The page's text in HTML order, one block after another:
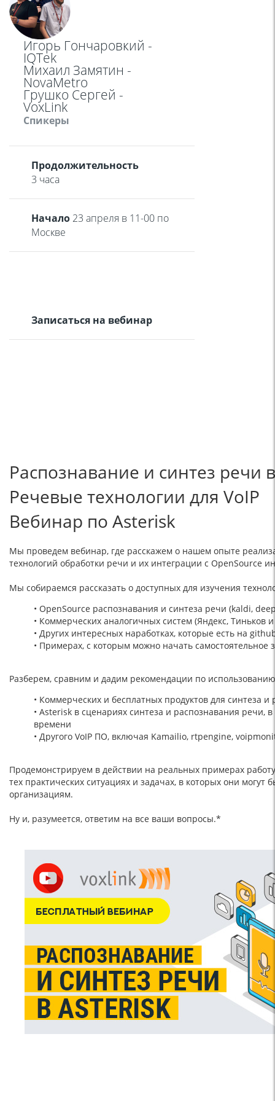
Игорь Гончаровкий -
IQTek
Михаил Замятин -
NovaMetro
Грушко Сергей -
VoxLink
Cпикеры
Продолжительность
3 часа
Начало 23 апреля в 11-00 по
Москве
Записаться на вебинар
Распознавание и синтез речи
Речевые технологии для VoIP
Вебинар по Asterisk
Мы проведем вебинар, где расскажем о нашем опыте
технологий обработки речи и их интеграции с OpenSource
Мы собираемся рассказать о доступных для изучения
• OpenSource распознавания и синтеза речи (kaldi,
• Коммерческих аналогичных систем (Яндекс, Тиньков
• Других интересных наработках, которые есть на
• Примерах, с которым можно начать самостоятельное
Разберем, сравним и дадим рекомендации по
• Коммерческих и бесплатных продуктов для синтеза и
• Asterisk в сценариях синтеза и распознавания речи,
времени
• Другого VoIP ПО, включая Kamailio, rtpengine,
Продемонстрируем в действии на реальных примерах
тех практических ситуациях и задачах, в которых они могут
организациям.
Ну и, разумеется, ответим на все ваши вопросы.*